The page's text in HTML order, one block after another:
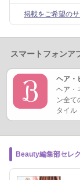
掲載をご希望の
スマートフォンア
ヘア・
ヘア・
ン全て
タイル
Beauty編集部セレ